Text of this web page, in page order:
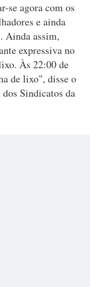
se agora com os
e ainda
Ainda assim,
expressiva no
Às 22:00 de
de lixo", disse o
Sindicatos da